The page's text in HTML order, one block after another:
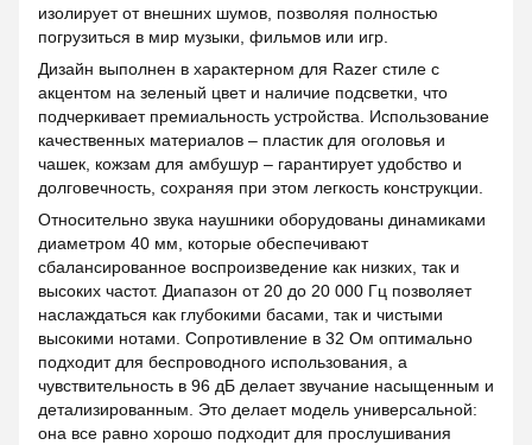
изолирует от внешних шумов, позволяя полностью
погрузиться в мир музыки, фильмов или игр.
Дизайн выполнен в характерном для Razer стиле с
акцентом на зеленый цвет и наличие подсветки, что
подчеркивает премиальность устройства. Использование
качественных материалов – пластик для оголовья и
чашек, кожзам для амбушур – гарантирует удобство и
долговечность, сохраняя при этом легкость конструкции.
Относительно звука наушники оборудованы динамиками
диаметром 40 мм, которые обеспечивают
сбалансированное воспроизведение как низких, так и
высоких частот. Диапазон от 20 до 20 000 Гц позволяет
наслаждаться как глубокими басами, так и чистыми
высокими нотами. Сопротивление в 32 Ом оптимально
подходит для беспроводного использования, а
чувствительность в 96 дБ делает звучание насыщенным и
детализированным. Это делает модель универсальной:
она все равно хорошо подходит для прослушивания